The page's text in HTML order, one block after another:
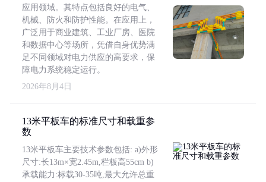
应用领域。其特点包括良好的电气、
机械、防火和防护性能。在应用上，
广泛用于商业建筑、工业厂房、医院
和数据中心等场所，凭借自身优势满
足不同领域对电力供应的高要求，保
障电力系统稳定运行。
2026年8月4日
13米平板车的标准尺寸和载重参
数
13米平板车主要技术参数包括: a)外形
尺寸:长13m×宽2.45m,栏板高55cm b)
承载能力:标载30-35吨,最大允许总重